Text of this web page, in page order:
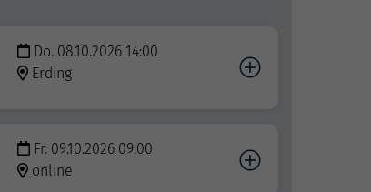
Do. 08.10.2026 14:00
Erding
Fr. 09.10.2026 09:00
online